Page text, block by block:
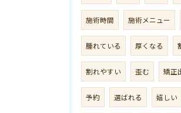
施術時間 施術メニュー
腫れている 厚くなる
割れやすい 歪む 矯正
予約 選ばれる 嬉しい